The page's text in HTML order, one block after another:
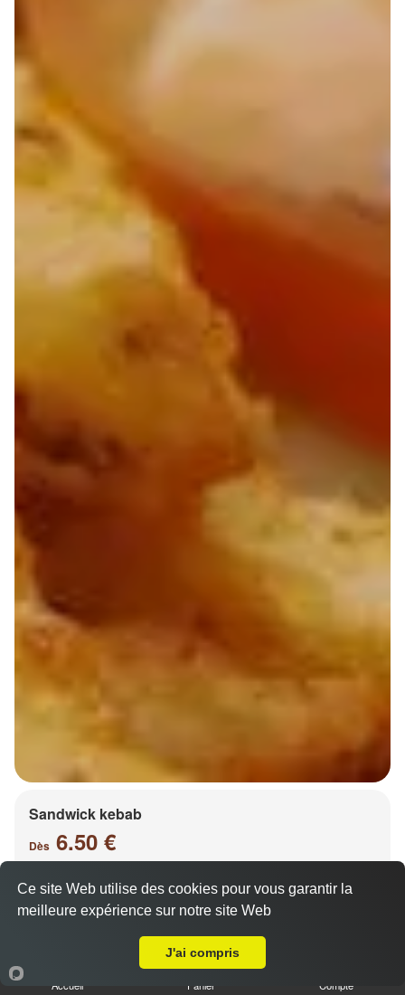
Sandwick kebab
Dès 6.50 €
Salade, tomates, oignons, chou, carottes
Accueil Panier Compte
Ce site Web utilise des cookies pour vous garantir la
meilleure expérience sur notre site Web
J'ai compris